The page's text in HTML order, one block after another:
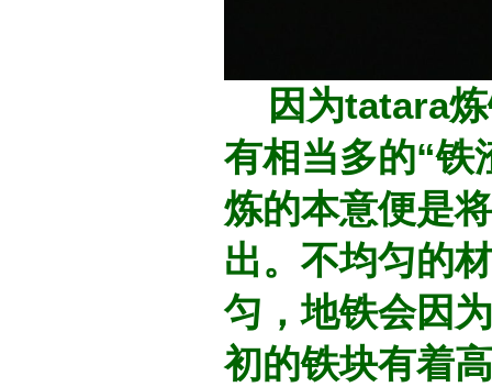
因为tatara炼
有相当多的“铁
炼的本意便是
出。不均匀的
匀，地铁会因
初的铁块有着